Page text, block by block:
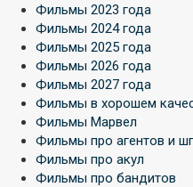
Фильмы 2023 года
Фильмы 2024 года
Фильмы 2025 года
Фильмы 2026 года
Фильмы 2027 года
Фильмы в хорошем
Фильмы Марвел
Фильмы про агентов и
Фильмы про акул
Фильмы про бандитов